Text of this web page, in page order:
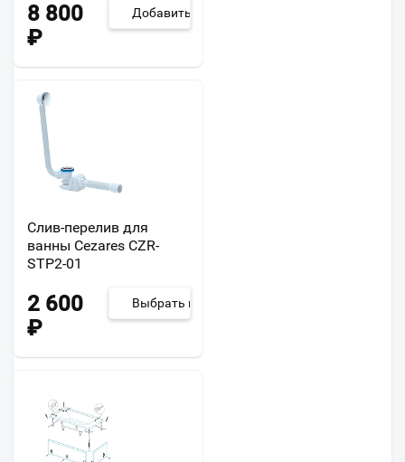
8 800
₽
Добавить
Слив-перелив для
ванны Cezares CZR-
STP2-01
2 600
₽
Выбрать из 2